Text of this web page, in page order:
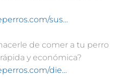
sus…
de comer a tu perro
y económica?
die…